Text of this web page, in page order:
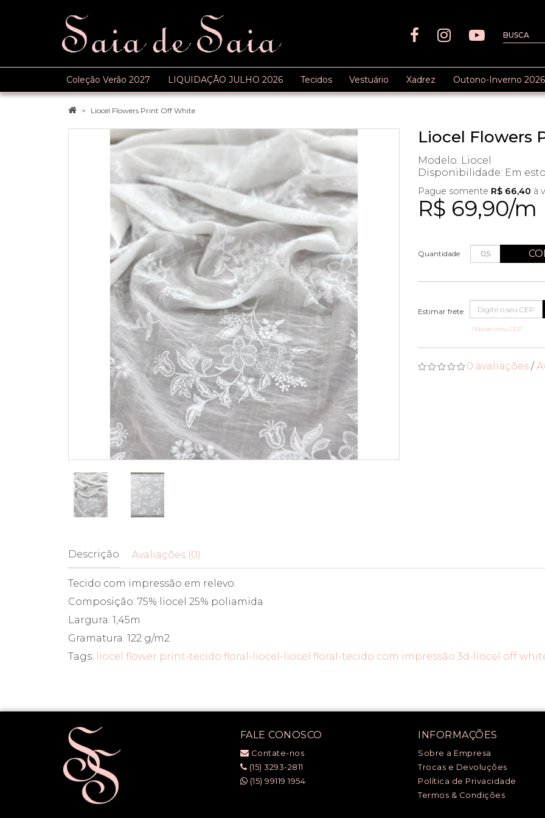
Coleção Verão 2027 LIQUIDAÇÃO JULHO 2026 Tecidos Vestuário Xadrez Outono-Inverno 2026
Liocel Flowers Print Off White
Liocel Flowers
Modelo: Liocel
Disponibilidade: Em
R$ 69,90/m
Pague somente R$ 66,40 à
Quantidade
Não sei meu CEP
0 avaliações /
Descrição Avaliações (0)
Tecido com impressão em relevo.
Composição: 75% liocel 25% poliamida
Largura: 1,45m
Gramatura: 122 g/m2
Tags: liocel flower print-tecido floral-liocel-liocel floral-tecido com impressão 3d-liocel off
FALE CONOSCO
Contate-nos
(15) 3293-2811
(15) 99119 1954
INFORMAÇÕES
Sobre a Empresa
Trocas e Devoluções
Política de Privacidade
Termos & Condições